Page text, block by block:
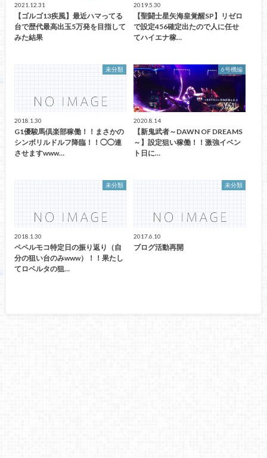
2021.12.31
【ゴルゴ13疾風】最近ハマってる
台で歴代最高出玉5万発を目指して
みた結果
2019.5.30
【聖闘士星矢海皇覚醒SP】リゼロ
で設定456確定出たので人に任せ
てハイエナ稼…
未分類
2018.1.30
G1優駿馬倶楽部稼働！！まさかの
シンボリルドルフ降臨！！◯◯連
させますwww…
6号機編
2020.8.14
【新鬼武者～DAWN OF DREAMS
～】設定狙い稼働！！激強イベン
ト日に…
未分類
2018.1.30
ペペルモコ特定日の振り返り（自
分の狙い台のみwww）！！果たし
てロベルタの狙…
未分類
2017.6.10
ブログ活動再開